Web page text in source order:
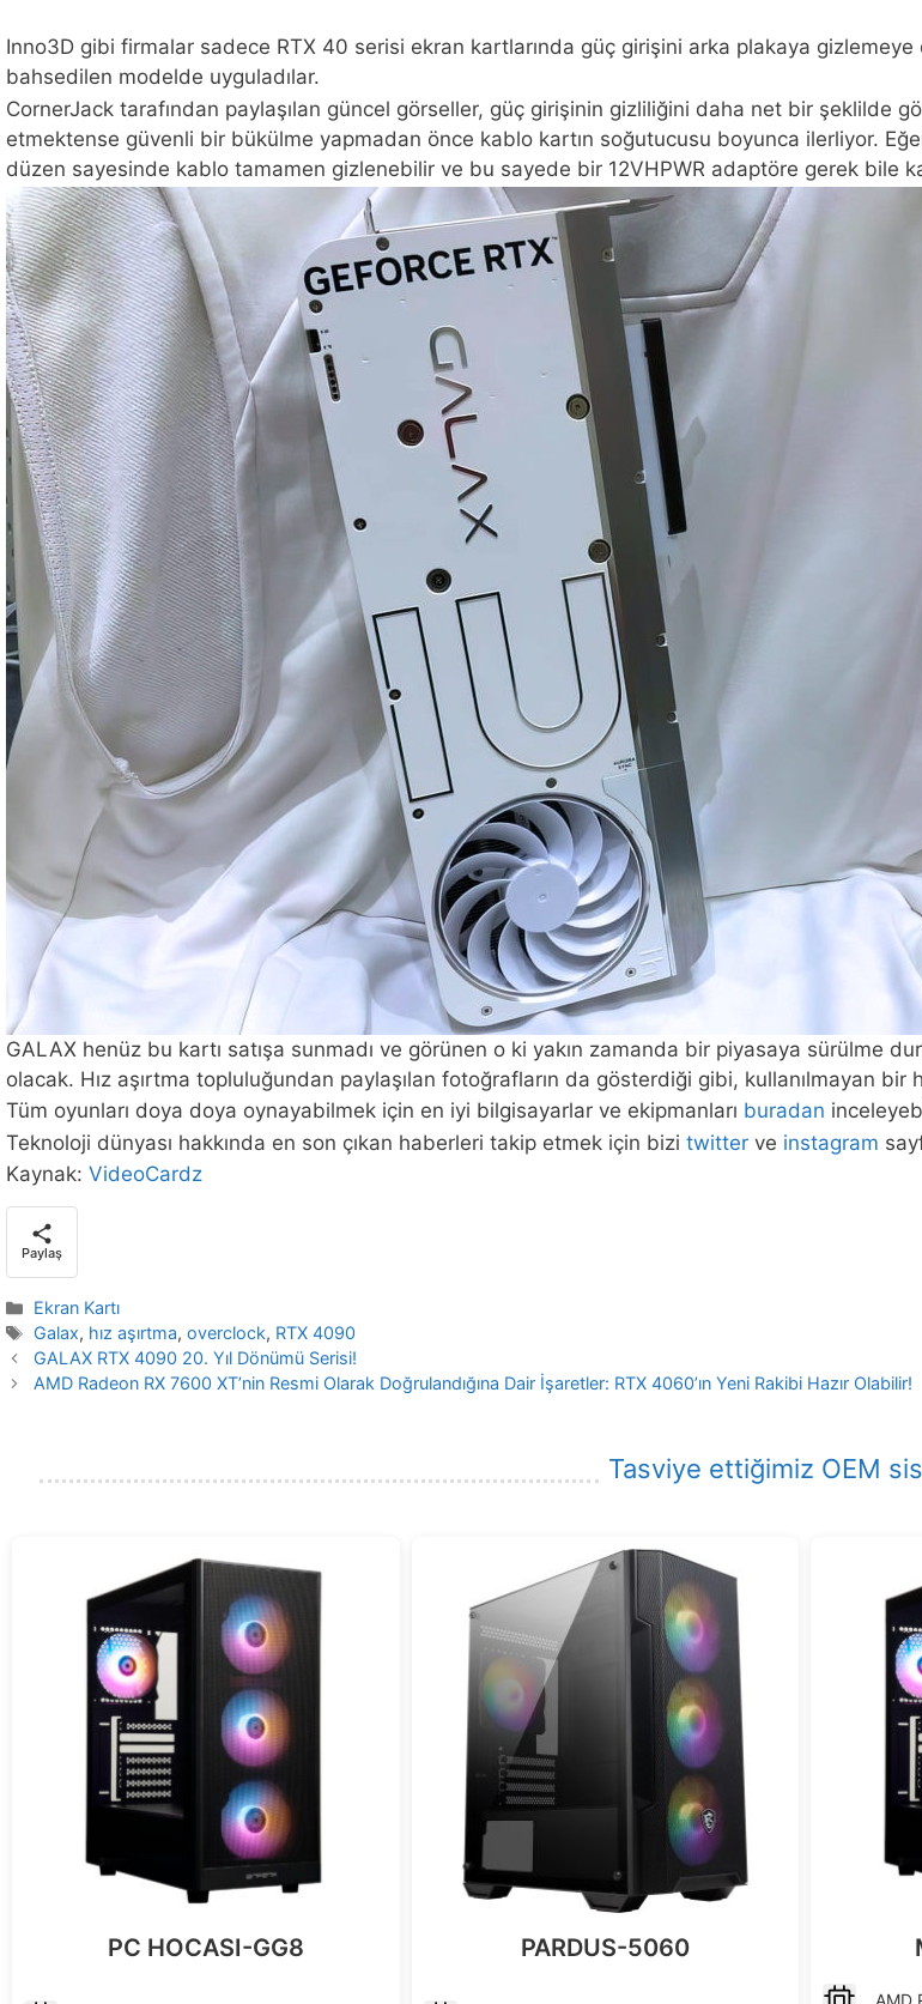
Inno3D gibi firmalar sadece RTX 40 serisi ekran kartlarında güç girişini arka plakaya gizlemeye
bahsedilen modelde uyguladılar.
CornerJack tarafından paylaşılan güncel görseller, güç girişinin gizliliğini daha net bir şeklilde
etmektense güvenli bir bükülme yapmadan önce kablo kartın soğutucusu boyunca ilerliyor.
düzen sayesinde kablo tamamen gizlenebilir ve bu sayede bir 12VHPWR adaptöre gerek bile
GALAX henüz bu kartı satışa sunmadı ve görünen o ki yakın zamanda bir piyasaya sürülme
olacak. Hız aşırtma topluluğundan paylaşılan fotoğrafların da gösterdiği gibi, kullanılmayan bir
Tüm oyunları doya doya oynayabilmek için en iyi bilgisayarlar ve ekipmanları buradan
Teknoloji dünyası hakkında en son çıkan haberleri takip etmek için bizi twitter ve instagram
Kaynak: VideoCardz
Paylaş
Kategoriler
Ekran Kartı
Etiketler
Galax, hız aşırtma,overclock, RTX 4090
GALAX RTX 4090 20. Yıl Dönümü Serisi!
AMD Radeon RX 7600 XT’nin Resmi Olarak Doğrulandığına Dair İşaretler: RTX 4060’ın Yeni Rakibi Hazır Olabilir!
Tasviye ettiğimiz OEM
PC HOCASI-GG8 PARDUS-5060